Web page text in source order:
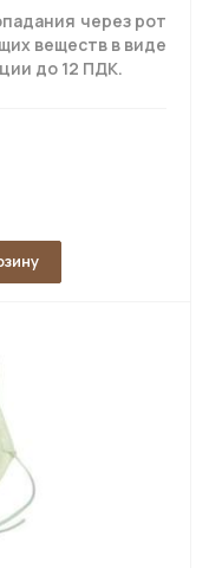
через рот
веществ в виде
до 12 ПДК.